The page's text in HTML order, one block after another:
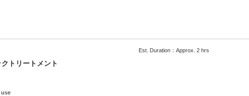
Est. Duration：Approx. 2 hrs
トリートメント
use